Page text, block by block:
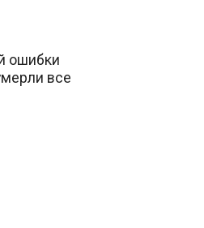
ошибки
все